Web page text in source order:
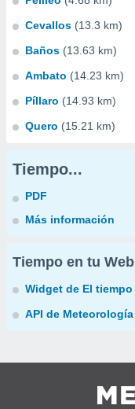
Cevallos (13.3 km)
Baños (13.63 km)
Ambato (14.23 km)
Píllaro (14.93 km)
Quero (15.21 km)
Tiempo...
PDF
Más información
Tiempo en tu Web
Widget de El tiempo
API de Meteorología